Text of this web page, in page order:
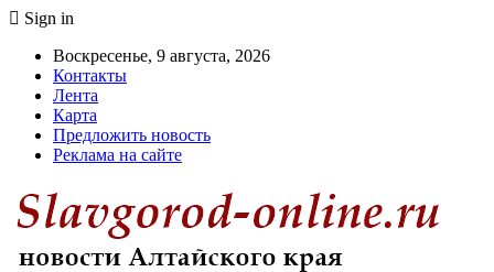
Sign in
Воскресенье, 9 августа, 2026
Контакты
Лента
Карта
Предложить новость
Реклама на сайте